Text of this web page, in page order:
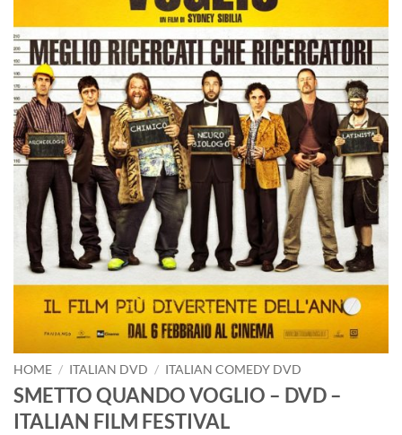
HOME / ITALIAN DVD / ITALIAN COMEDY DVD
SMETTO QUANDO VOGLIO – DVD –
ITALIAN FILM FESTIVAL